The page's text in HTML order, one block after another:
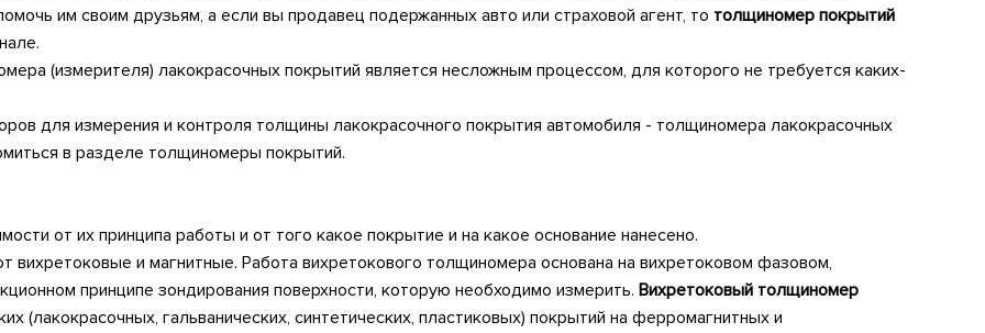
им своим друзьям, а если вы продавец подержанных авто или страховой агент, то толщиномер покрытий
(измерителя) лакокрасочных покрытий является несложным процессом, для которого не требуется каких-
для измерения и контроля толщины лакокрасочного покрытия автомобиля - толщиномера лакокрасочных
в разделе толщиномеры покрытий.
от их принципа работы и от того какое покрытие и на какое основание нанесено.
и магнитные. Работа вихретокового толщиномера основана на вихретоковом фазовом,
принципе зондирования поверхности, которую необходимо измерить. Вихретоковый толщиномер
(лакокрасочных, гальванических, синтетических, пластиковых) покрытий на ферромагнитных и